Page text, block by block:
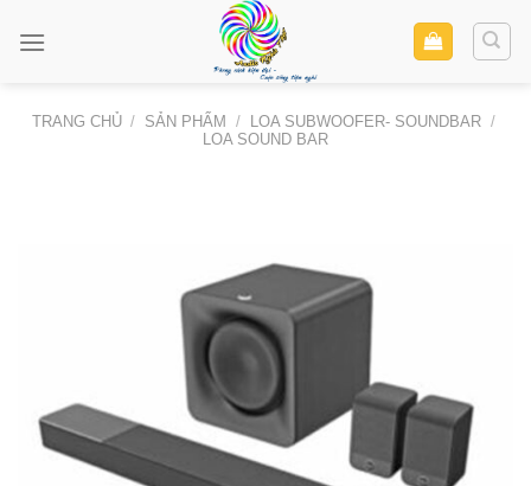
TRANG CHỦ / SẢN PHẨM / LOA SUBWOOFER- SOUNDBAR /
LOA SOUND BAR